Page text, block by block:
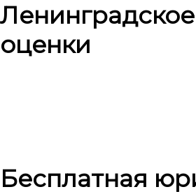
оценки
Бесплатная